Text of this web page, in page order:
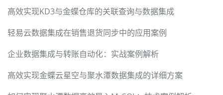
高效实现KD3与金蝶仓库的关联查询与数据集成
轻易云数据集成在销售退货同步中的应用案例
企业数据集成与转账自动化：实战案例解析
高效实现金蝶云星空与聚水潭数据集成的详细方案